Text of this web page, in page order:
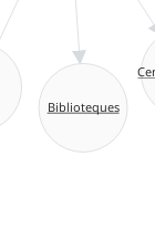
Biblioteques